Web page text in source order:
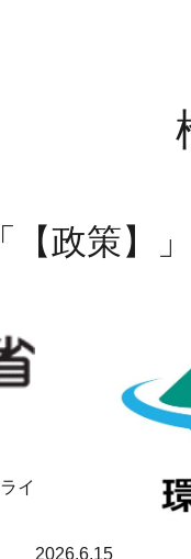
「【政策】
イ
2026.6.15